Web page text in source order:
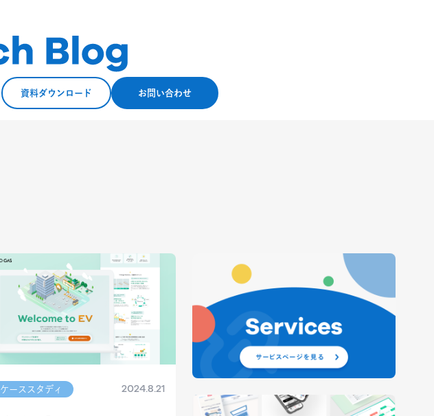
資料ダウンロード お問い合わせ
ケーススタディ 2024.8.21